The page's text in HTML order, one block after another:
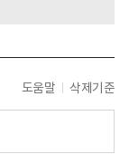
도움말 삭제기준